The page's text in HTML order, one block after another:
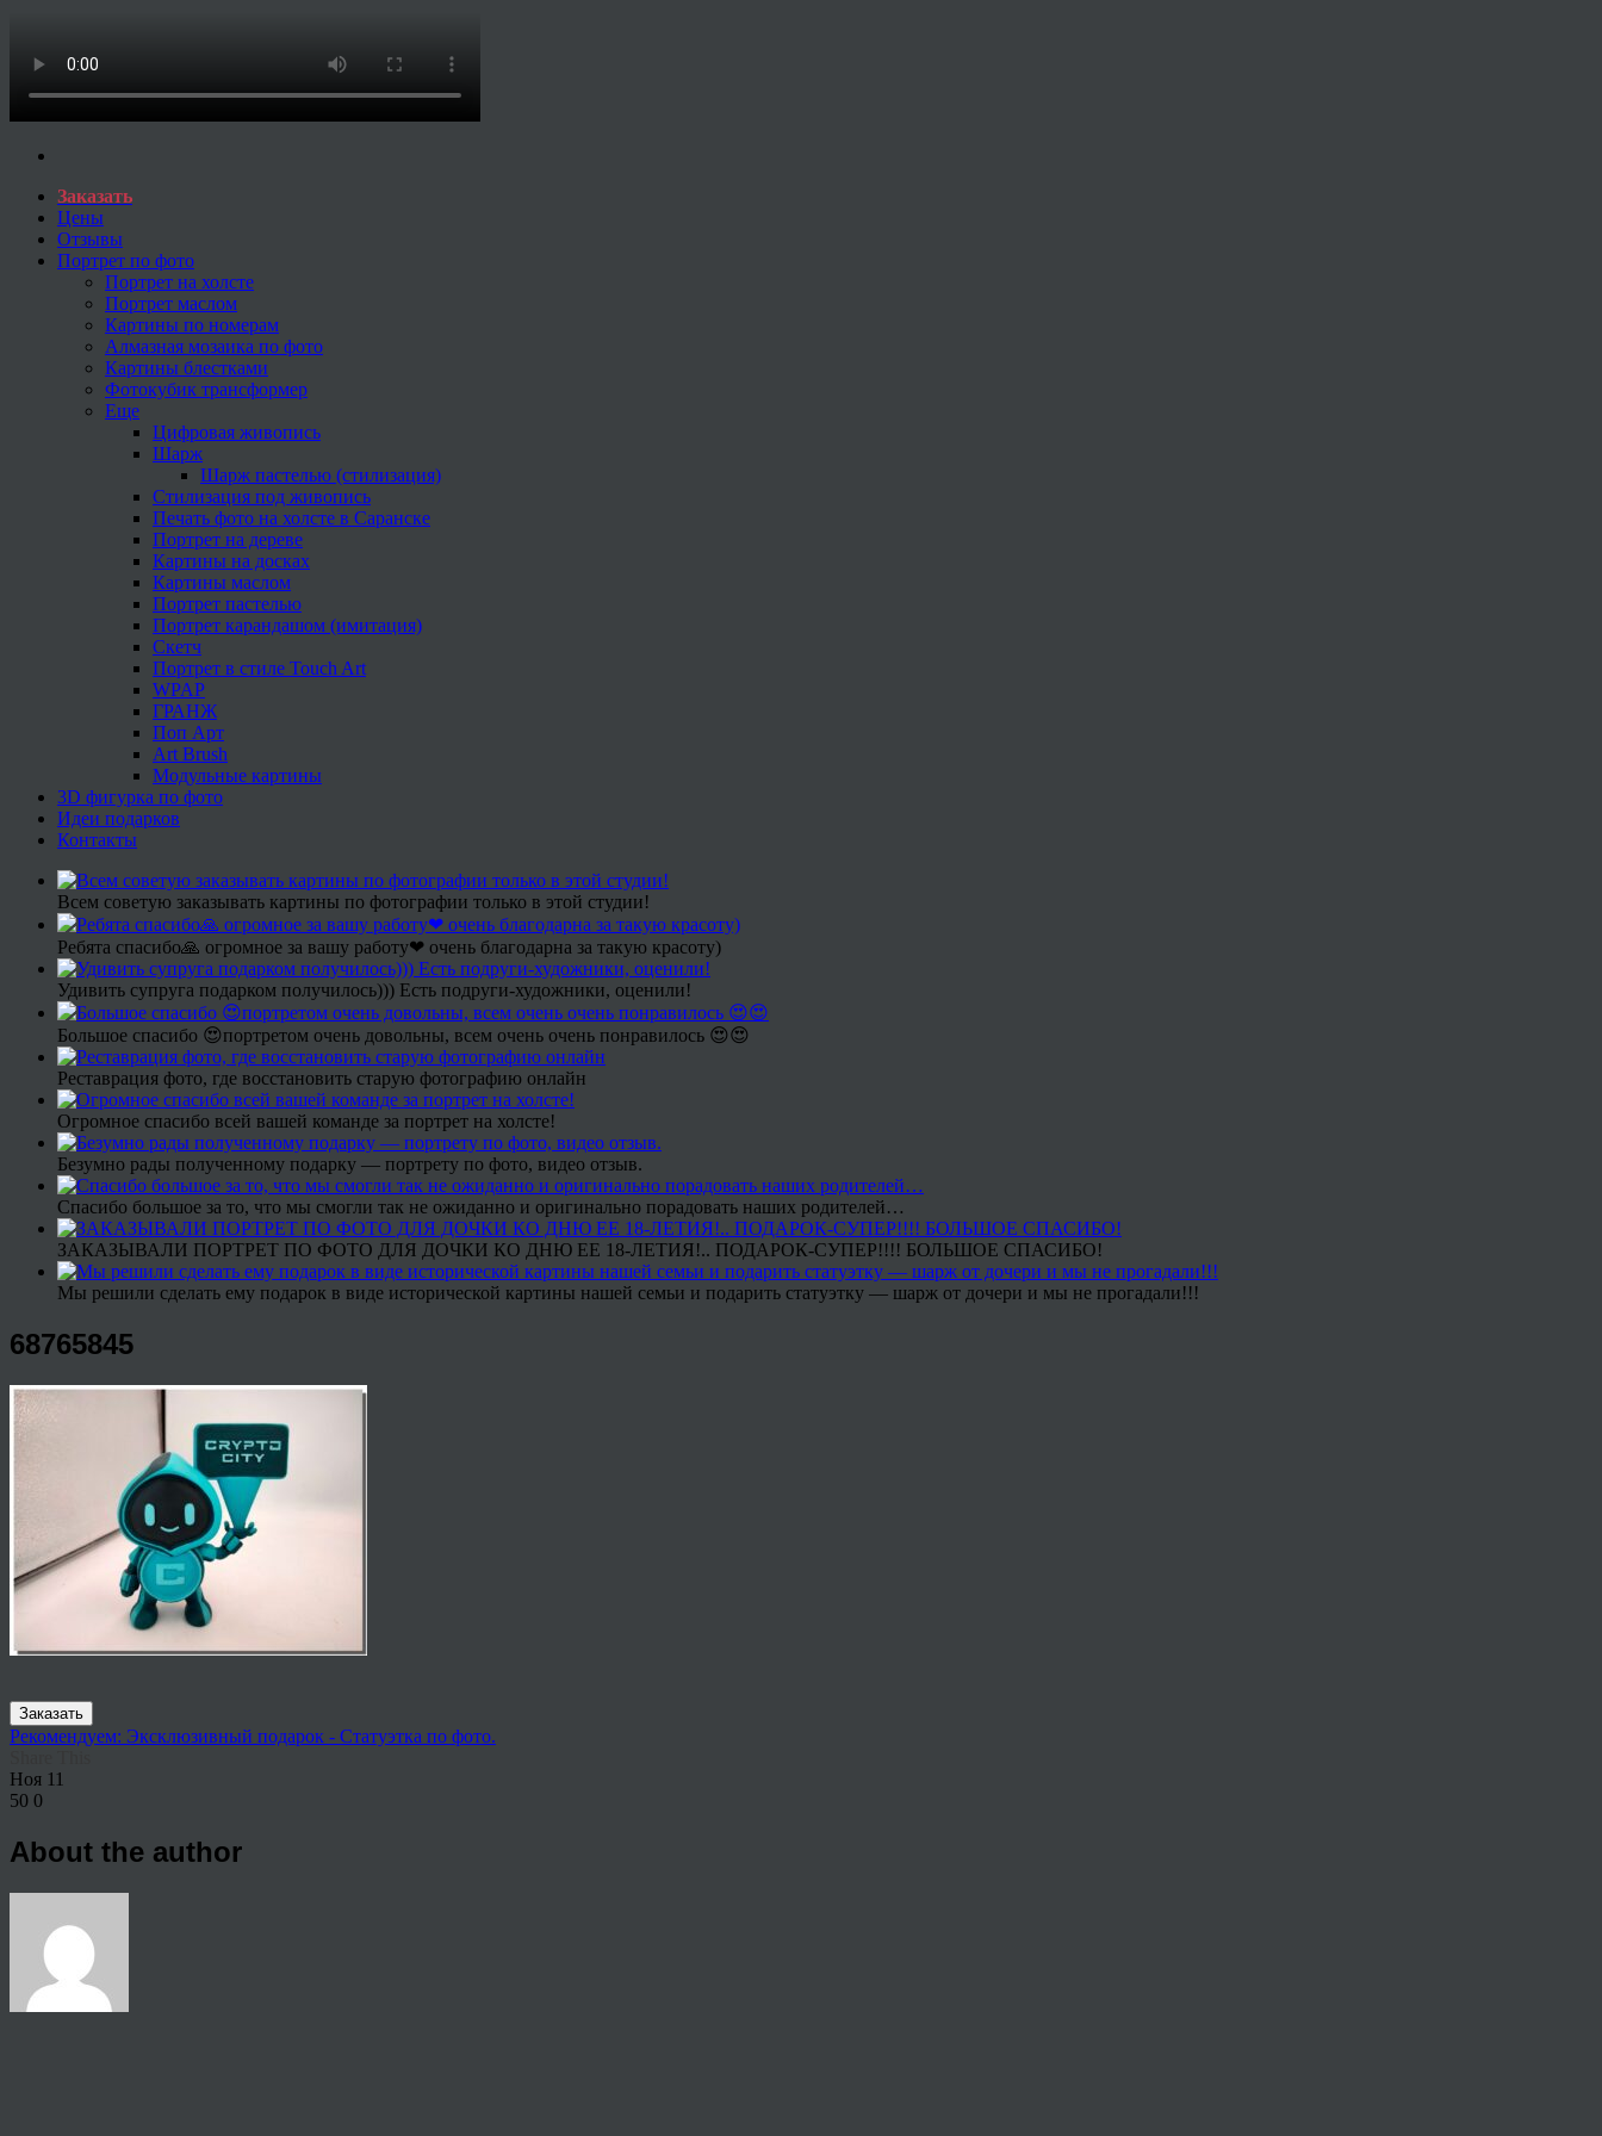
Заказать
Цены
Отзывы
Портрет по фото
Портрет на холсте
Портрет маслом
Картины по номерам
Алмазная мозаика по фото
Картины блестками
Фотокубик трансформер
Еще
Цифровая живопись
Шарж
Шарж пастелью (стилизация)
Стилизация под живопись
Печать фото на холсте в Саранске
Портрет на дереве
Картины на досках
Картины маслом
Портрет пастелью
Портрет карандашом (имитация)
Скетч
Портрет в стиле Touch Art
WPAP
ГРАНЖ
Поп Арт
Art Brush
Модульные картины
3D фигурка по фото
Идеи подарков
Контакты
Всем советую заказывать картины по фотографии только в этой студии!
Ребята спасибо🙏 огромное за вашу работу❤ очень благодарна за такую красоту)
Удивить супруга подарком получилось))) Есть подруги-художники, оценили!
Большое спасибо 😍портретом очень довольны, всем очень очень понравилось 😍😍
Реставрация фото, где восстановить старую фотографию онлайн
Огромное спасибо всей вашей команде за портрет на холсте!
Безумно рады полученному подарку — портрету по фото, видео отзыв.
Спасибо большое за то, что мы смогли так не ожиданно и оригинально порадовать наших родителей…
ЗАКАЗЫВАЛИ ПОРТРЕТ ПО ФОТО ДЛЯ ДОЧКИ КО ДНЮ ЕЕ 18-ЛЕТИЯ!.. ПОДАРОК-СУПЕР!!!! БОЛЬШОЕ СПАСИБО!
Мы решили сделать ему подарок в виде исторической картины нашей семьи и подарить статуэтку — шарж от дочери и мы не прогадали!!!
68765845
Заказать
Рекомендуем: Эксклюзивный подарок - Статуэтка по фото.
Ноя 11
50 0
About the author